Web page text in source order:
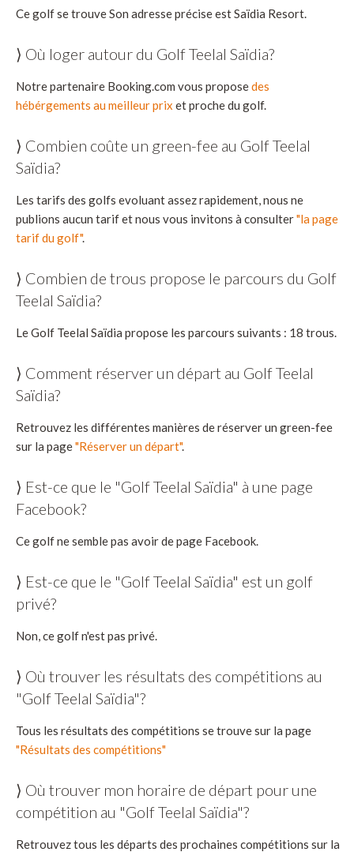
Ce golf se trouve Son adresse précise est Saïdia Resort.
⟩ Où loger autour du Golf Teelal Saïdia?
Notre partenaire Booking.com vous proposedes
hébérgements au meilleur prix et proche du golf.
⟩ Combien coûte un green-fee au Golf Teelal
Saïdia?
Les tarifs des golfs evoluant assez rapidement, nous ne
publions aucun tarif et nous vous invitons à consulter"la page
tarif du golf".
⟩ Combien de trous propose le parcours du Golf
Teelal Saïdia?
Le Golf Teelal Saïdia propose les parcours suivants : 18 trous.
⟩ Comment réserver un départ au Golf Teelal
Saïdia?
Retrouvez les différentes manières de réserver un green-fee
sur la page"Réserver un départ".
⟩ Est-ce que le "Golf Teelal Saïdia" à une page
Facebook?
Ce golf ne semble pas avoir de page Facebook.
⟩ Est-ce que le "Golf Teelal Saïdia" est un golf
privé?
Non, ce golf n'est pas privé.
⟩ Où trouver les résultats des compétitions au
"Golf Teelal Saïdia"?
Tous les résultats des compétitions se trouve sur la page
"Résultats des compétitions"
⟩ Où trouver mon horaire de départ pour une
compétition au "Golf Teelal Saïdia"?
Retrouvez tous les départs des prochaines compétitions sur la